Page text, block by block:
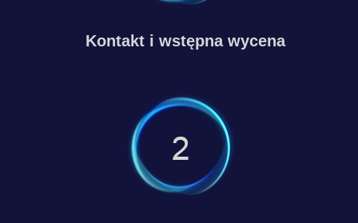
Kontakt i wstępna wycena